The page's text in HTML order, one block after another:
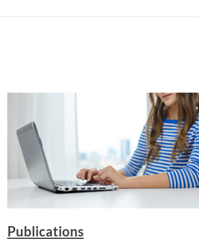
Publications